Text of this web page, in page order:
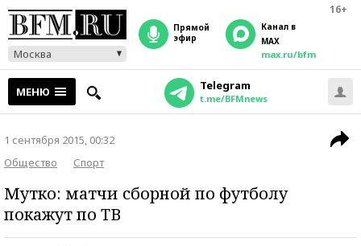
16+
Москва
прямой
эфир
Канал в
MAX
max.ru/bfm
МЕНЮ Telegram
t.me/BFMnews
1 сентября 2015, 00:32
Общество
Спорт
Мутко: матчи сборной по футболу
покажут по ТВ